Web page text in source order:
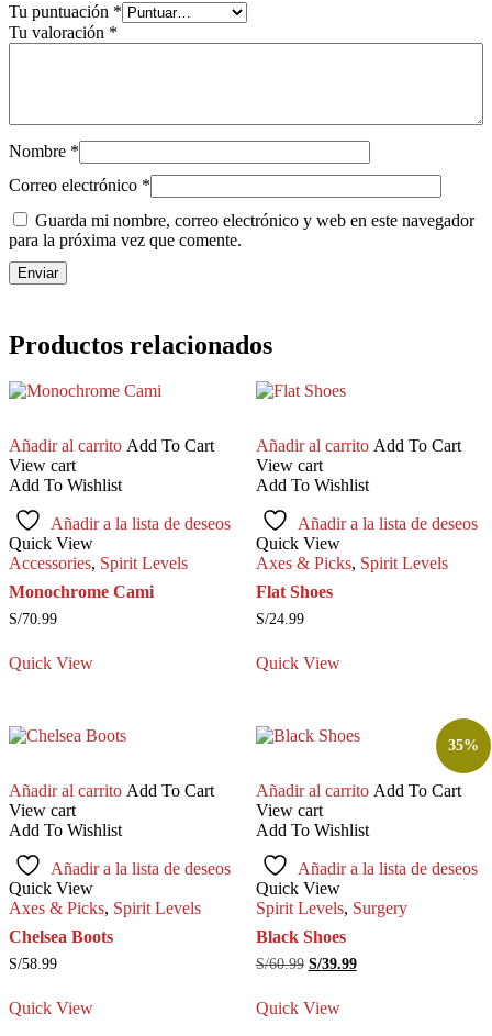
Tu puntuación *
Tu valoración *
Nombre *
Correo electrónico *
Guarda mi nombre, correo electrónico y web en este navegador
para la próxima vez que comente.
Productos relacionados
Añadir al carrito Add To Cart
View cart
Add To Wishlist
Añadir a la lista de deseos
Quick View
Accessories, Spirit Levels
Monochrome Cami
S/70.99
Quick View
Añadir al carrito Add To Cart
View cart
Add To Wishlist
Añadir a la lista de deseos
Quick View
Axes & Picks, Spirit Levels
Flat Shoes
S/24.99
Quick View
Añadir al carrito Add To Cart
View cart
Add To Wishlist
Añadir a la lista de deseos
Quick View
Axes & Picks, Spirit Levels
Chelsea Boots
S/58.99
Quick View
35%
Añadir al carrito Add To Cart
View cart
Add To Wishlist
Añadir a la lista de deseos
Quick View
Spirit Levels, Surgery
Black Shoes
S/60.99 El
original
era:
S/39.99El
Quick View